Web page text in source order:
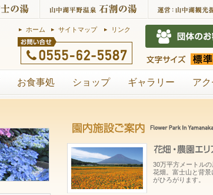
ホーム サイトマップ リンク
お食事処 ショップ ギャラリー アク
30万平方メートルの
花畑。富士山と背景
がひろがります。